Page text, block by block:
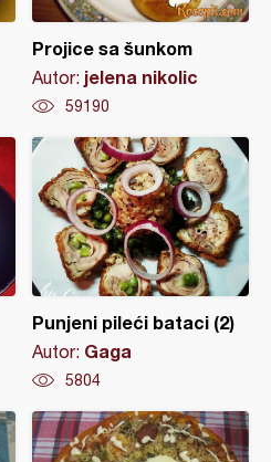
Projice sa šunkom
Autor: jelena nikolic
59190
Punjeni pileći bataci (2)
Autor: Gaga
5804